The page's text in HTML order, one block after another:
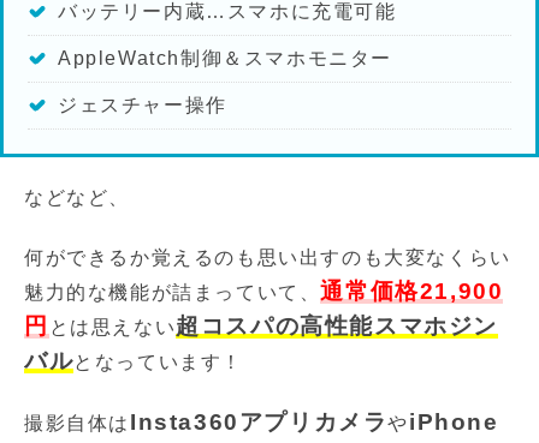
バッテリー内蔵…スマホに充電可能
AppleWatch制御＆スマホモニター
ジェスチャー操作
などなど、
何ができるか覚えるのも思い出すのも大変なくらい
魅力的な機能が詰まっていて、通常価格21,900
円 とは思えない超コスパの高性能スマホジン
バルとなっています！
撮影自体は Insta360アプリカメラやiPhone